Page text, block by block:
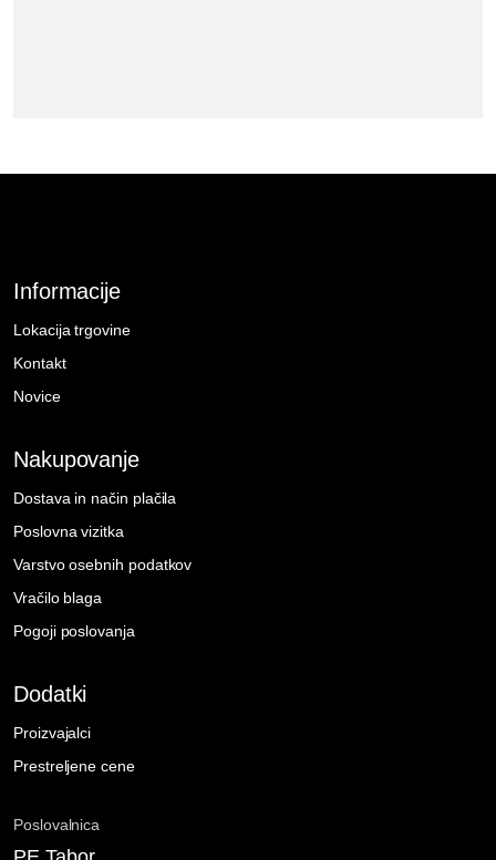
Informacije
Lokacija trgovine
Kontakt
Novice
Nakupovanje
Dostava in način plačila
Poslovna vizitka
Varstvo osebnih podatkov
Vračilo blaga
Pogoji poslovanja
Dodatki
Proizvajalci
Prestreljene cene
Poslovalnica